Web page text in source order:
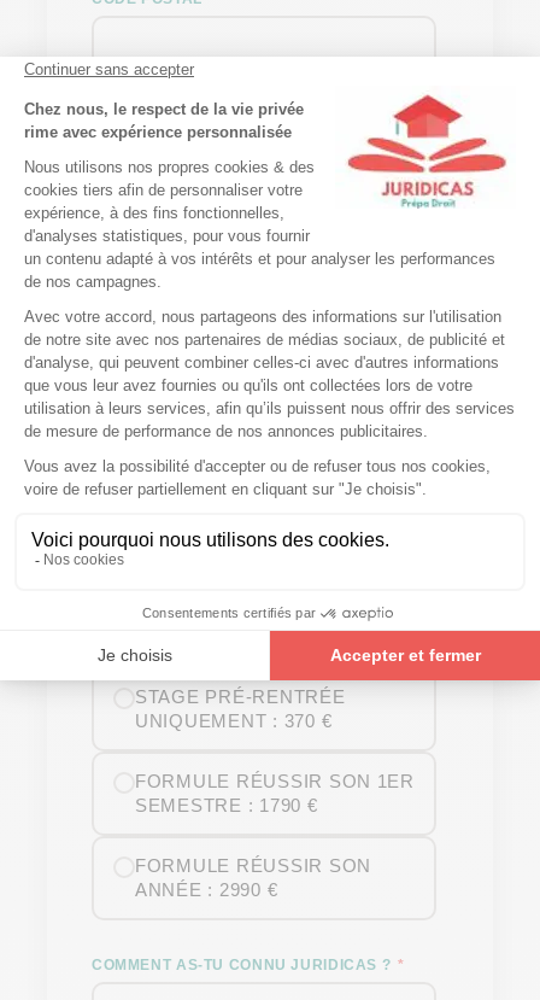
VILLE
PRÉNOM (PARENT)
NOM (PARENT)
EMAIL PARENTS
TÉL PARENTS
PRÉPARATION SOUHAITÉE EN 2026-2027
STAGE PRÉ-RENTRÉE
UNIQUEMENT : 370 €
FORMULE RÉUSSIR SON 1ER
SEMESTRE : 1790 €
FORMULE RÉUSSIR SON
ANNÉE : 2990 €
COMMENT AS-TU CONNU JURIDICAS ?